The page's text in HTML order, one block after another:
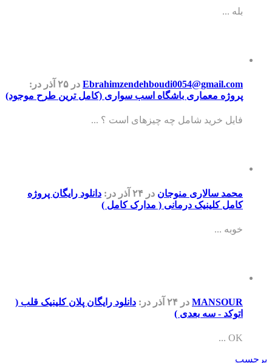
بله ...
Ebrahimzendehboudi0054@gmail.com در ۲۵ آذر
در:
پروژه معماری باشگاه اسب سواری (کامل ترین طرح موجود)
فایل خرید شامل چه چیزهای است ؟ ...
محمد سالاری منوجان در ۲۴ آذر در: دانلود رایگان پروژه
کامل کلینیک درمانی ( مدارک کامل )
خوبه ...
MANSOUR در ۲۴ آذر در: دانلود رایگان پلان کلینیک قلب (
اتوکد - سه بعدی )
OK ...
برچسب